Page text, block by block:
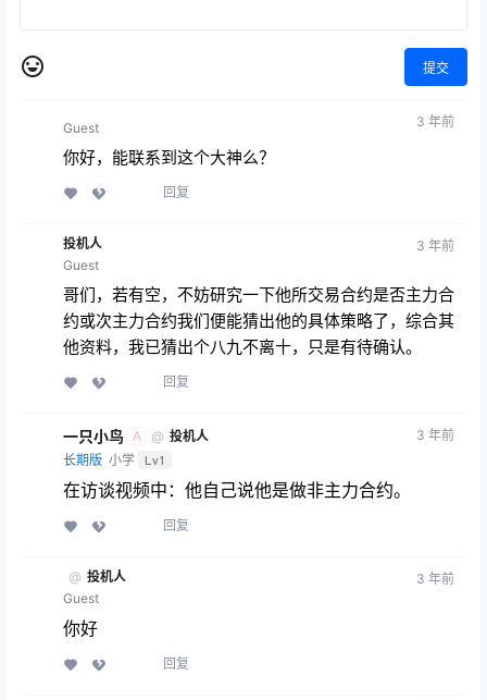
提交
Guest 3 年前
你好，能联系到这个大神么？
回复
投机人
Guest
3 年前
哥们，若有空，不妨研究一下他所交易合约是否主力合
约或次主力合约我们便能猜出他的具体策略了，综合其
他资料，我已猜出个八九不离十，只是有待确认。
回复
一只小鸟 A @ 投机人
长期版 小学 Lv1
3 年前
在访谈视频中：他自己说他是做非主力合约。
回复
@ 投机人
Guest
3 年前
你好
回复